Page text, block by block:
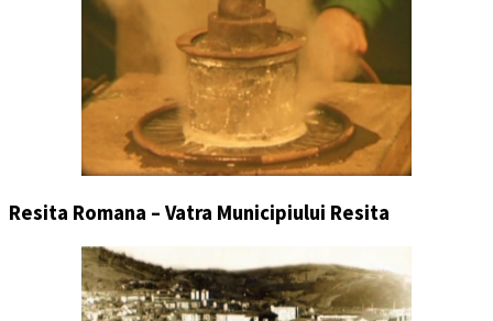
Resita Romana – Vatra Municipiului Resita